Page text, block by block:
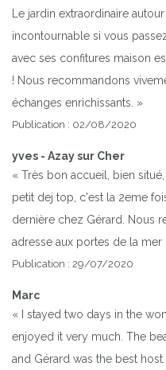
Le jardin extraordinaire
incontournable si vous
avec ses confitures maison
! Nous recommandons
échanges enrichissants. »
Publication : 02/08/2020
yves - Azay sur Cher
« Très bon accueil, bien
petit dej top, c'est la 2eme
dernière chez Gérard. Nous
adresse aux portes de la
Publication : 29/07/2020
Marc
« I stayed two days in the
enjoyed it very much. The
and Gérard was the best